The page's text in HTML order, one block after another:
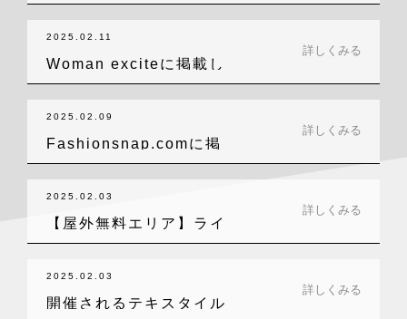
（かせ）の…
2025.02.11
Woman exciteに掲載し
てい…
詳しくみる
2025.02.09
Fashionsnap.comに掲
載…
詳しくみる
2025.02.03
【屋外無料エリア】ライ
ブ感を楽しめる…
詳しくみる
2025.02.03
開催されるテキスタイル
詳しくみる